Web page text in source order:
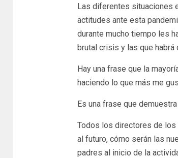
Las diferentes situaciones
actitudes ante esta
durante mucho tiempo les
brutal crisis y las que
Hay una frase que la
haciendo lo que más me
Es una frase que
Todos los directores de los
al futuro, cómo serán las
padres al inicio de la